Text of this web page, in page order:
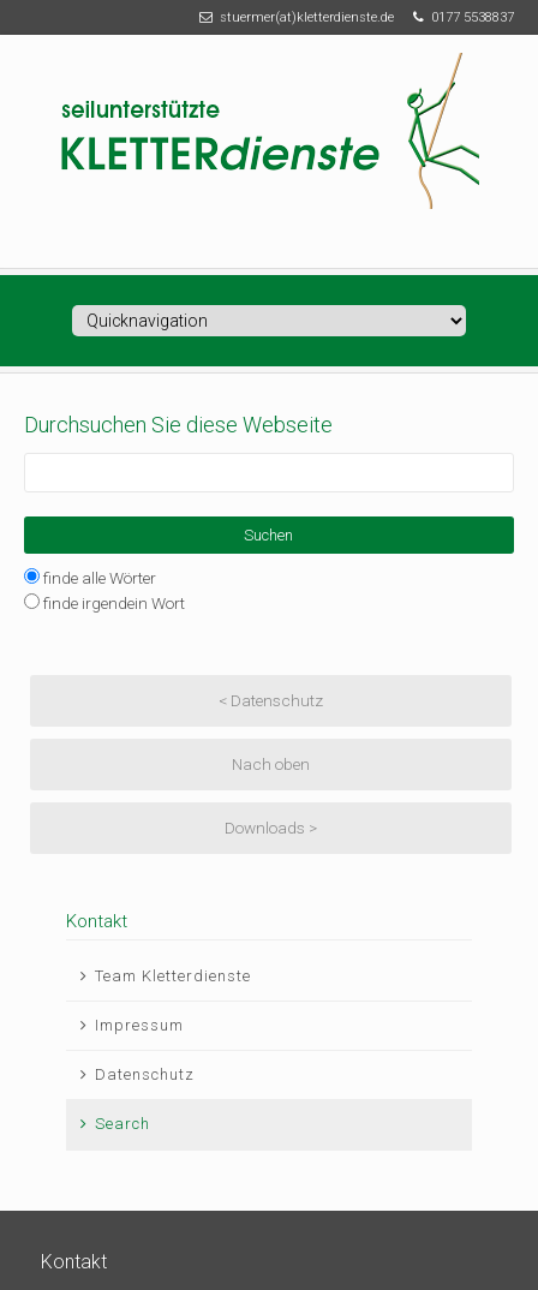
stuermer(at)kletterdienste.de 0177 5538837
Zielseite
Durchsuchen Sie diese Webseite
Optionen
finde alle Wörter
finde irgendein Wort
< Datenschutz
Nach oben
Downloads >
Kontakt
Navigation
Team Kletterdienste
Impressum
Datenschutz
Search
Kontakt